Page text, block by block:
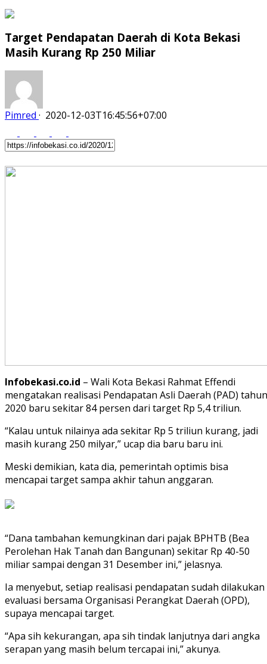
Target Pendapatan Daerah di Kota Bekasi
Masih Kurang Rp 250 Miliar
Pimred · 2020-12-03T16:45:56+07:00
Infobekasi.co.id – Wali Kota Bekasi Rahmat Effendi
mengatakan realisasi Pendapatan Asli Daerah (PAD) tahun
2020 baru sekitar 84 persen dari target Rp 5,4 triliun.
“Kalau untuk nilainya ada sekitar Rp 5 triliun kurang, jadi
masih kurang 250 milyar,” ucap dia baru baru ini.
Meski demikian, kata dia, pemerintah optimis bisa
mencapai target sampa akhir tahun anggaran.
“Dana tambahan kemungkinan dari pajak BPHTB (Bea
Perolehan Hak Tanah dan Bangunan) sekitar Rp 40-50
miliar sampai dengan 31 Desember ini,” jelasnya.
Ia menyebut, setiap realisasi pendapatan sudah dilakukan
evaluasi bersama Organisasi Perangkat Daerah (OPD),
supaya mencapai target.
“Apa sih kekurangan, apa sih tindak lanjutnya dari angka
serapan yang masih belum tercapai ini,” akunya.